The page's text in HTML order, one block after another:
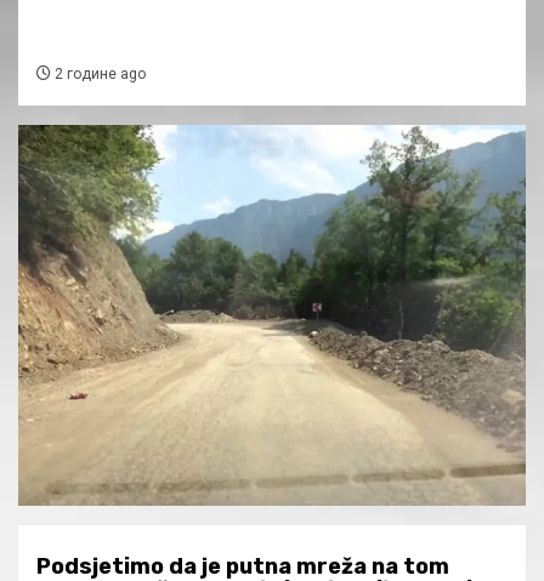
2 године ago
Podsjetimo da je putna mreža na tom